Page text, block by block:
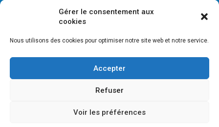
Gérer le consentement aux
cookies
Nous utilisons des cookies pour optimiser notre site web et notre service.
Accepter
Refuser
Voir les préférences
© 2026 CULTURE 70 -Mentions légales-